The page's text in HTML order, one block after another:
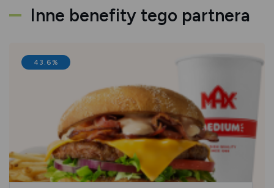
Inne benefity tego partnera
43.6%